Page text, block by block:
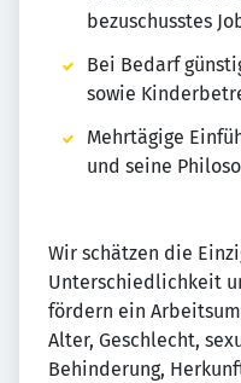
bezuschusstes
Bei Bedarf
sowie
Mehrtägige
und seine
Wir schätzen die
Unterschiedlichkeit
fördern ein
Alter, Geschlecht,
Behinderung,